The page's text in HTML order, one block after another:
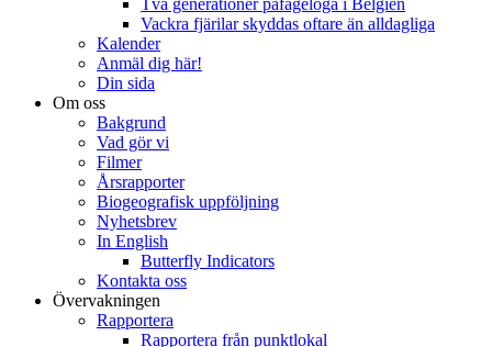
Vackra fjärilar skyddas oftare än alldagliga
Kalender
Anmäl dig här!
Din sida
Om oss
Bakgrund
Vad gör vi
Filmer
Årsrapporter
Biogeografisk uppföljning
Nyhetsbrev
In English
Butterfly Indicators
Kontakta oss
Övervakningen
Rapportera
Rapportera från punktlokal